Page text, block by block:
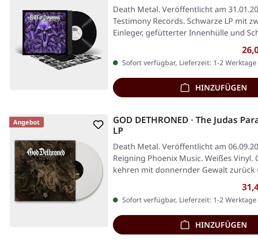
Death Metal. Veröffentlicht am
Testimony Records. Schwarze LP mit
Einleger, gefütterter Innenhülle und
Sofort verfügbar, Lieferzeit: 1-2 Werktage
HINZUFÜGEN
Angebot
GOD DETHRONED · The Judas
LP
Death Metal. Veröffentlicht am
Reigning Phoenix Music. Weißes Vinyl.
kehren mit donnernder Gewalt
Sofort verfügbar, Lieferzeit: 1-2 Werktage
HINZUFÜGEN